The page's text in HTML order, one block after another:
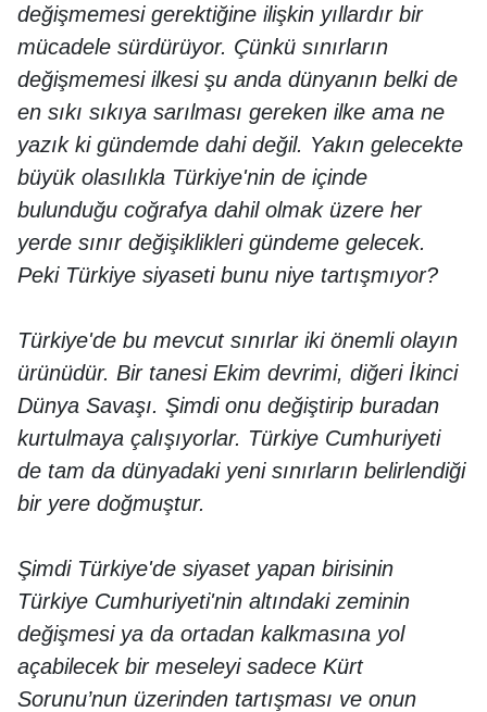
değişmemesi gerektiğine ilişkin yıllardır bir
mücadele sürdürüyor. Çünkü sınırların
değişmemesi ilkesi şu anda dünyanın belki de
en sıkı sıkıya sarılması gereken ilke ama ne
yazık ki gündemde dahi değil. Yakın gelecekte
büyük olasılıkla Türkiye'nin de içinde
bulunduğu coğrafya dahil olmak üzere her
yerde sınır değişiklikleri gündeme gelecek.
Peki Türkiye siyaseti bunu niye tartışmıyor?
Türkiye'de bu mevcut sınırlar iki önemli olayın
ürünüdür. Bir tanesi Ekim devrimi, diğeri İkinci
Dünya Savaşı. Şimdi onu değiştirip buradan
kurtulmaya çalışıyorlar. Türkiye Cumhuriyeti
de tam da dünyadaki yeni sınırların belirlendiği
bir yere doğmuştur.
Şimdi Türkiye'de siyaset yapan birisinin
Türkiye Cumhuriyeti'nin altındaki zeminin
değişmesi ya da ortadan kalkmasına yol
açabilecek bir meseleyi sadece Kürt
Sorunu’nun üzerinden tartışması ve onun